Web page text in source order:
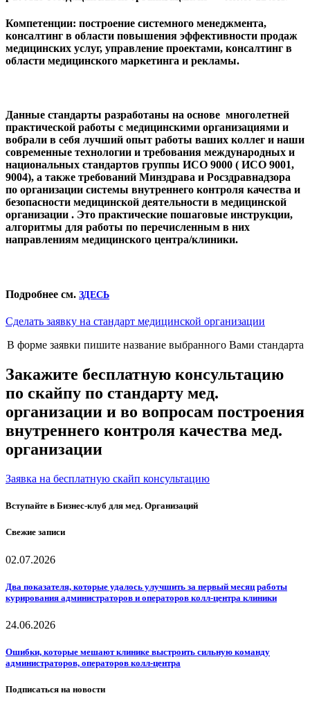
Компетенции: построение системного менеджмента,
консалтинг в области повышения эффективности продаж
медицинских услуг, управление проектами, консалтинг в
области медицинского маркетинга и рекламы.
Данные стандарты разработаны на основе многолетней
практической работы с медицинскими организациями и
вобрали в себя лучший опыт работы ваших коллег и наши
современные технологии и требования международных и
национальных стандартов группы ИСО 9000 ( ИСО 9001,
9004), а также требований Минздрава и Росздравнадзора
по организации системы внутреннего контроля качества и
безопасности медицинской деятельности в медицинской
организации . Это практические пошаговые инструкции,
алгоритмы для работы по перечисленным в них
направлениям медицинского центра/клиники.
Подробнее см. ЗДЕСЬ
Сделать заявку на стандарт медицинской организации
В форме заявки пишите название выбранного Вами стандарта
Закажите бесплатную консультацию
по скайпу по стандарту мед.
организации и во вопросам построения
внутреннего контроля качества мед.
организации
Заявка на бесплатную скайп консультацию
Вступайте в Бизнес-клуб для мед. Организаций
Свежие записи
02.07.2026
Два показателя, которые удалось улучшить за первый месяц работы
курирования администраторов и операторов колл-центра клиники
24.06.2026
Ошибки, которые мешают клинике выстроить сильную команду
администраторов, операторов колл-центра
Подписаться на новости